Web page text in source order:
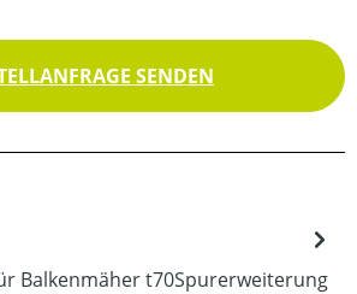
SENDEN
Balkenmäher t70Spurerweiterung